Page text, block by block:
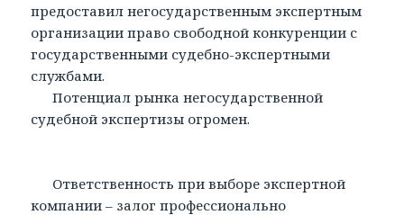
предоставил негосударственным экспертным
организации право свободной конкуренции с
государственными судебно-экспертными
службами.
Потенциал рынка негосударственной
судебной экспертизы огромен.
Ответственность при выборе экспертной
компании – залог профессионально